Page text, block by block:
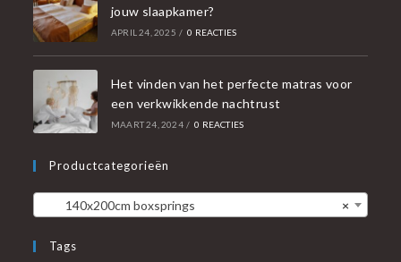
jouw slaapkamer?
APRIL 24, 2025 / 0 REACTIES
Het vinden van het perfecte matras voor
een verkwikkende nachtrust
MAART 24, 2024 / 0 REACTIES
Productcategorieën
×
140x200cm boxsprings
Tags